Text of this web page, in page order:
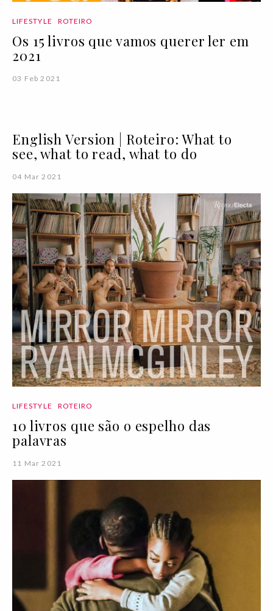
LIFESTYLE ROTEIRO
Os 15 livros que vamos querer ler em
2021
03 Feb 2021
English Version | Roteiro: What to
see, what to read, what to do
04 Mar 2021
LIFESTYLE ROTEIRO
10 livros que são o espelho das
palavras
11 Mar 2021